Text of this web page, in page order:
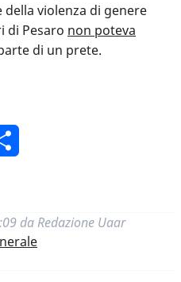
violenza di genere
di Pesaro non poteva
di un prete.
da Redazione Uaar